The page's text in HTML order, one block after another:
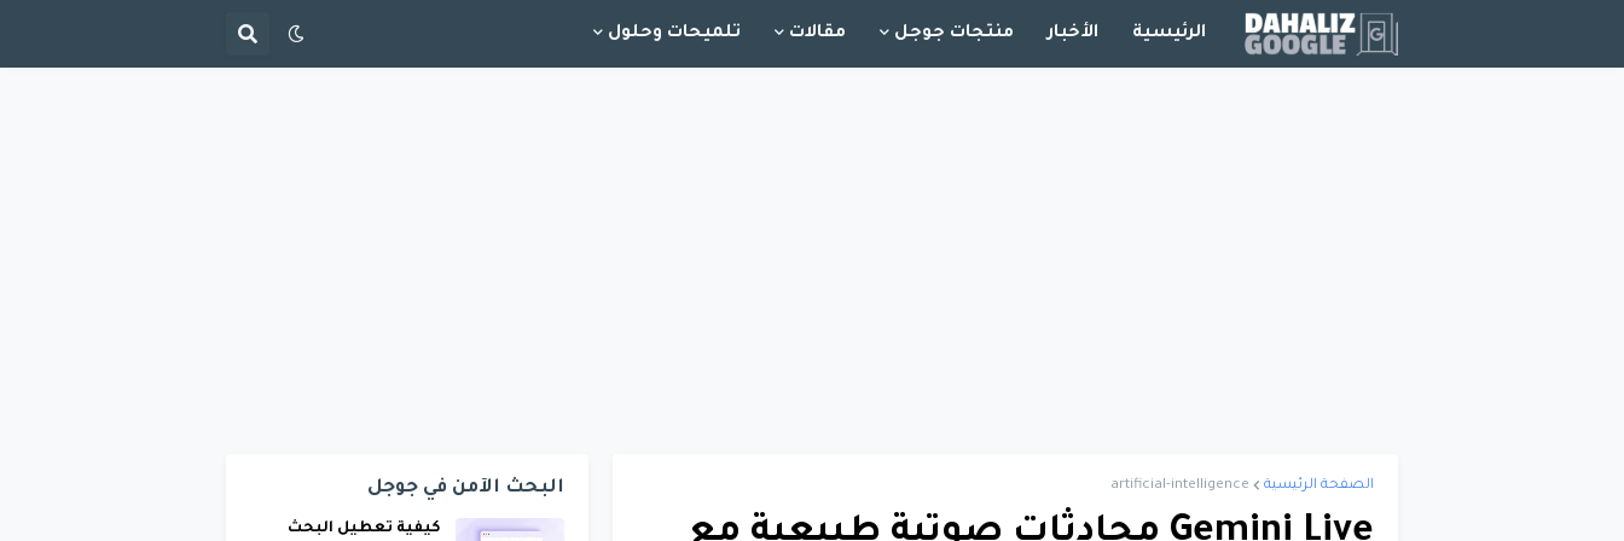
الرئيسية الأخبار منتجات جوجل مقالات تلميحات وحلول
الصفحة الرئيسية artificial-intelligence البحث الآمن في جوجل
كيفية تعطيل البحث